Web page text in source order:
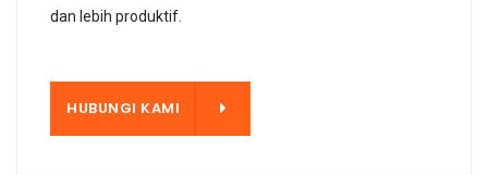
dan lebih produktif.
HUBUNGI KAMI